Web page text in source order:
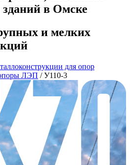
зданий в Омске
и мелких
для опор
ЛЭП /У110-3